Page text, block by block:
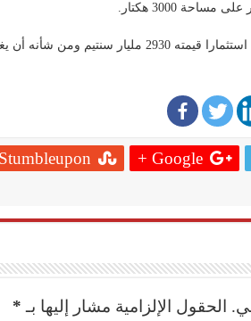
3000 هكتار.
مشروع ميناء الناظور غرب المتوسط سيكلف استثمارا قيمته 2930 مليار
Google +
Stumbleupon
الحقول الإلزامية مشار إليها بـ *